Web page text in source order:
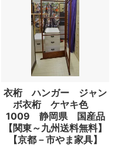
衣桁 ハンガー ジャン
ボ衣桁 ケヤキ色
1009 静岡県 国産品
【関東～九州送料無料】
【京都－市やま家具】